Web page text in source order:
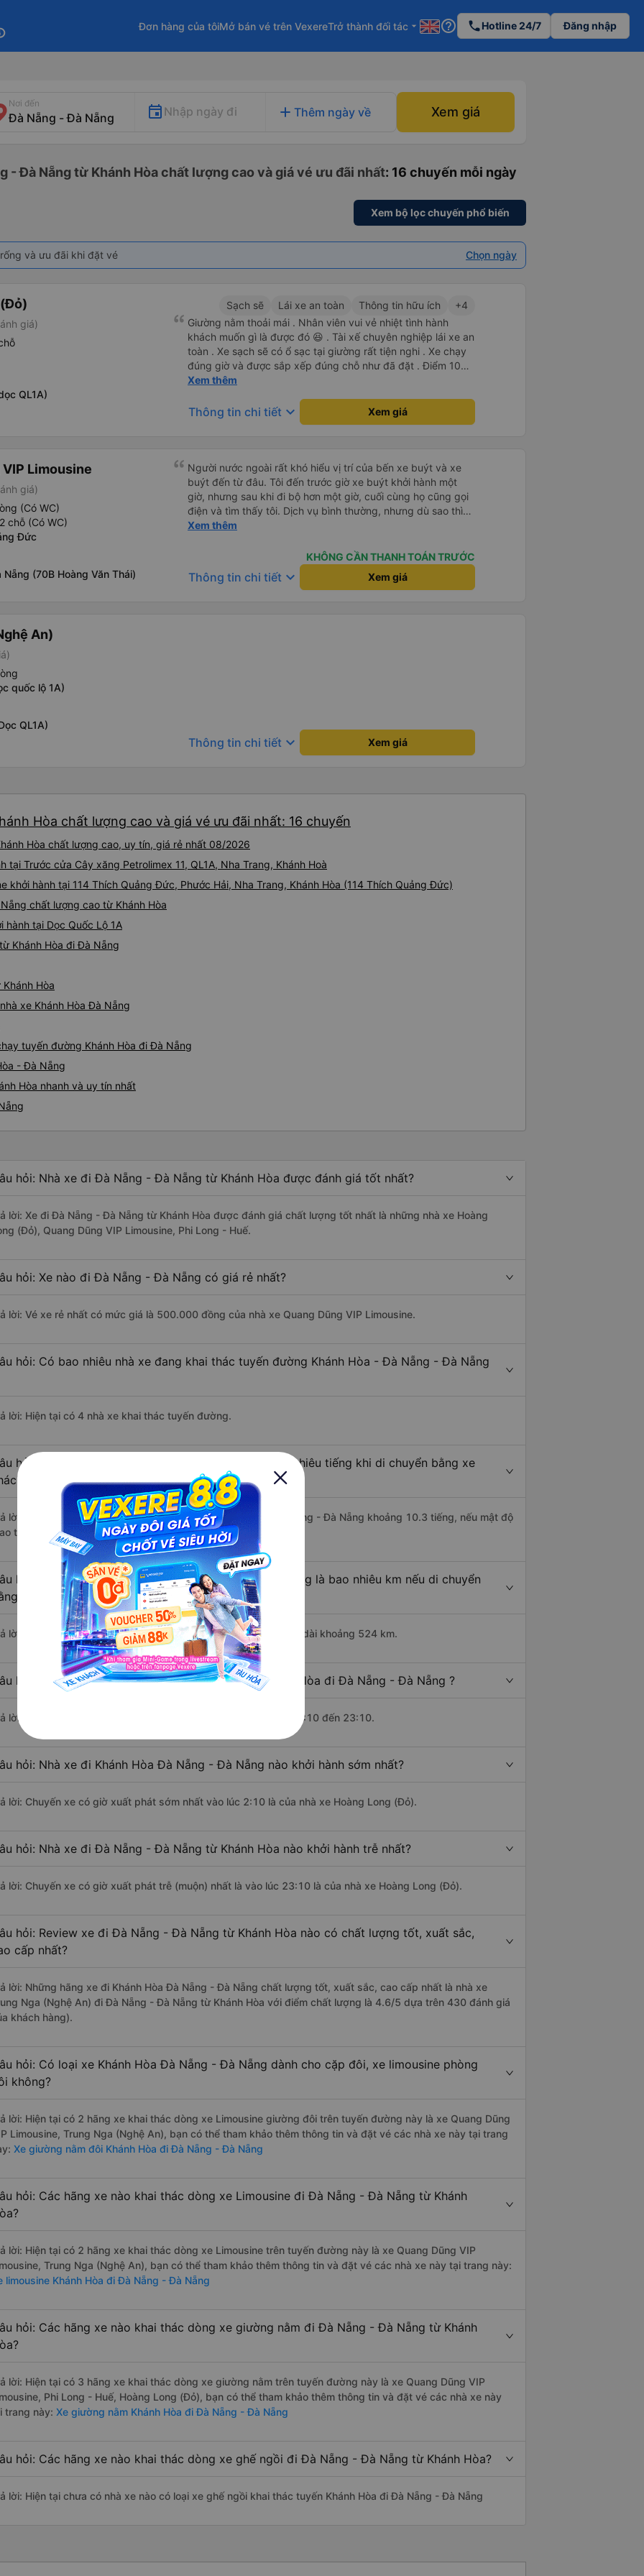
Đơn hàng của tôiMở bán vé trên VexereTrở thành đối tác arrow_drop_down help_outline phoneHotline 24/7 Đăng nhập
Nơi đến
Nhập ngày đi add Thêm ngày về Xem giá
- Đà Nẵng từ Khánh Hòa chất lượng cao và giá vé ưu đãi nhất: 16 chuyến mỗi ngày
Xem bộ lọc chuyến phổ biến
và ưu đãi khi đặt vé Chọn ngày
giá)
QL1A)
Sạch sẽ Lái xe an toàn Thông tin hữu ích
+4
Giường nằm thoải mái . Nhân viên vui vẻ nhiệt tình hành
khách muốn gì là được đó 😆 . Tài xế chuyên nghiệp lái xe an
toàn . Xe sạch sẽ có ổ sạc tại giường rất tiện nghi . Xe chạy
đúng giờ và được sắp xếp đúng chỗ như đã đặt . Điểm 10
cho hoàng long đỏ 👍
Xem thêm
Thông tin chi tiết keyboard_arrow_down Xem giá
Limousine
giá)
(Có WC)
chỗ (Có WC)
Đức
Nẵng (70B Hoàng Văn Thái)
Người nước ngoài rất khó hiểu vị trí của bến xe buýt và xe
buýt đến từ đâu. Tôi đến trước giờ xe buýt khởi hành một
giờ, nhưng sau khi đi bộ hơn một giờ, cuối cùng họ cũng gọi
điện và tìm thấy tôi. Dịch vụ bình thường, nhưng dù sao thì
tôi ngủ ngon hơn ở khách sạn vì tôi rất thoải mái. Sẽ tuyệt
cho điểm tối đa. Cảm ơn bạn rất nhiều.
Xem thêm
KHÔNG CẦN THANH TOÁN TRƯỚC
Thông tin chi tiết keyboard_arrow_down Xem giá
An)
quốc lộ 1A)
QL1A)
Thông tin chi tiết keyboard_arrow_down Xem giá
Hòa chất lượng cao và giá vé ưu đãi nhất: 16 chuyến
Hòa chất lượng cao, uy tín, giá rẻ nhất 08/2026
tại Trước cửa Cây xăng Petrolimex 11, QL1A, Nha Trang, Khánh Hoà
khởi hành tại 114 Thích Quảng Đức, Phước Hải, Nha Trang, Khánh Hòa (114 Thích Quảng Đức)
chất lượng cao từ Khánh Hòa
hành tại Dọc Quốc Lộ 1A
Khánh Hòa đi Đà Nẵng
Hòa
xe Khánh Hòa Đà Nẵng
tuyến đường Khánh Hòa đi Đà Nẵng
- Đà Nẵng
Hòa nhanh và uy tín nhất
hỏi: Nhà xe đi Đà Nẵng - Đà Nẵng từ Khánh Hòa được đánh giá tốt nhất?
lời: Xe đi Đà Nẵng - Đà Nẵng từ Khánh Hòa được đánh giá chất lượng tốt nhất là những nhà xe Hoàng
(Đỏ), Quang Dũng VIP Limousine, Phi Long - Huế.
hỏi: Xe nào đi Đà Nẵng - Đà Nẵng có giá rẻ nhất?
lời: Vé xe rẻ nhất có mức giá là 500.000 đồng của nhà xe Quang Dũng VIP Limousine.
hỏi: Có bao nhiêu nhà xe đang khai thác tuyến đường Khánh Hòa - Đà Nẵng - Đà Nẵng
lời: Hiện tại có 4 nhà xe khai thác tuyến đường.
hỏi: Từ Khánh Hòa đi Đà Nẵng - Đà Nẵng mất bao nhiêu tiếng khi di chuyển bằng xe
lời: Thời gian di chuyển bằng xe khách từ Khánh Hòa đi Đà Nẵng - Đà Nẵng khoảng 10.3 tiếng, nếu mật độ
thông thuận lợi.
hỏi: Khoảng cách từ Khánh Hòa đi Đà Nẵng - Đà Nẵng là bao nhiêu km nếu di chuyển
xe khách?
lời: Đoạn đường đi Đà Nẵng - Đà Nẵng từ Khánh Hòa có chiều dài khoảng 524 km.
hỏi: Mỗi ngày có bao nhiêu chuyến xe khách Khánh Hòa đi Đà Nẵng - Đà Nẵng ?
lời: Trung bình mỗi ngày có khoảng 16 chuyến xe bắt đầu từ 2:10 đến 23:10.
hỏi: Nhà xe đi Khánh Hòa Đà Nẵng - Đà Nẵng nào khởi hành sớm nhất?
lời: Chuyến xe có giờ xuất phát sớm nhất vào lúc 2:10 là của nhà xe Hoàng Long (Đỏ).
hỏi: Nhà xe đi Đà Nẵng - Đà Nẵng từ Khánh Hòa nào khởi hành trễ nhất?
lời: Chuyến xe có giờ xuất phát trễ (muộn) nhất là vào lúc 23:10 là của nhà xe Hoàng Long (Đỏ).
hỏi: Review xe đi Đà Nẵng - Đà Nẵng từ Khánh Hòa nào có chất lượng tốt, xuất sắc,
cấp nhất?
lời: Những hãng xe đi Khánh Hòa Đà Nẵng - Đà Nẵng chất lượng tốt, xuất sắc, cao cấp nhất là nhà xe
Nga (Nghệ An) đi Đà Nẵng - Đà Nẵng từ Khánh Hòa với điểm chất lượng là 4.6/5 dựa trên 430 đánh giá
khách hàng).
hỏi: Có loại xe Khánh Hòa Đà Nẵng - Đà Nẵng dành cho cặp đôi, xe limousine phòng
không?
lời: Hiện tại có 2 hãng xe khai thác dòng xe Limousine giường đôi trên tuyến đường này là xe Quang Dũng
Limousine, Trung Nga (Nghệ An), bạn có thể tham khảo thêm thông tin và đặt vé các nhà xe này tại trang
Xe giường nằm đôi Khánh Hòa đi Đà Nẵng - Đà Nẵng
hỏi: Các hãng xe nào khai thác dòng xe Limousine đi Đà Nẵng - Đà Nẵng từ Khánh
lời: Hiện tại có 2 hãng xe khai thác dòng xe Limousine trên tuyến đường này là xe Quang Dũng VIP
Trung Nga (Nghệ An), bạn có thể tham khảo thêm thông tin và đặt vé các nhà xe này tại trang này:
limousine Khánh Hòa đi Đà Nẵng - Đà Nẵng
hỏi: Các hãng xe nào khai thác dòng xe giường nằm đi Đà Nẵng - Đà Nẵng từ Khánh
lời: Hiện tại có 3 hãng xe khai thác dòng xe giường nằm trên tuyến đường này là xe Quang Dũng VIP
Phi Long - Huế, Hoàng Long (Đỏ), bạn có thể tham khảo thêm thông tin và đặt vé các nhà xe này
trang này: Xe giường nằm Khánh Hòa đi Đà Nẵng - Đà Nẵng
hỏi: Các hãng xe nào khai thác dòng xe ghế ngồi đi Đà Nẵng - Đà Nẵng từ Khánh Hòa?
lời: Hiện tại chưa có nhà xe nào có loại xe ghế ngồi khai thác tuyến Khánh Hòa đi Đà Nẵng - Đà Nẵng